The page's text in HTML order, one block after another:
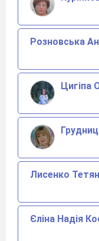
Розновська
Цигіпа
Лисенко
Єліна Надія